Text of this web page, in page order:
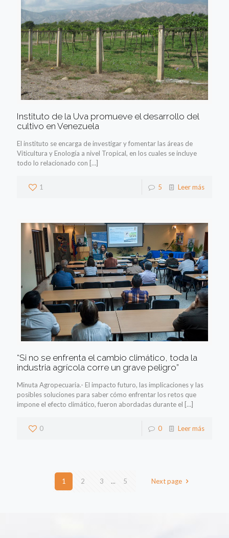
Instituto de la Uva promueve el desarrollo del
cultivo en Venezuela
El instituto se encarga de investigar y fomentar las áreas de
Viticultura y Enología a nivel Tropical, en los cuales se incluye
todo lo relacionado con […]
1 5 Leer más
“Si no se enfrenta el cambio climático, toda la
industria agrícola corre un grave peligro”
Minuta Agropecuaria.- El impacto futuro, las implicaciones y las
posibles soluciones para saber cómo enfrentar los retos que
impone el efecto climático, fueron abordadas durante el […]
0 0 Leer más
1 2 3 ... 5 Next page